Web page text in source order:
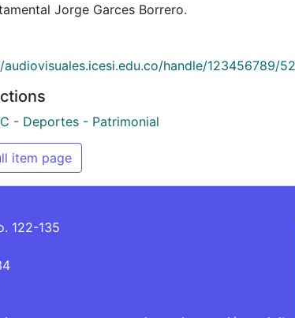
Jorge Garces Borrero.
handle/123456789/
- Deportes - Patrimonial
item page
122-135